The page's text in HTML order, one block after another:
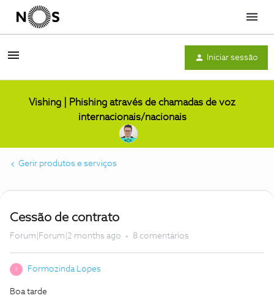
Menu
Iniciar sessão
Vishing | Phishing através de chamadas de voz
internacionais/nacionais
Gerir produtos e serviços
Cessão de contrato
Forum|Forum|2 months ago 8 comentários
F Formozinda Lopes
Boa tarde